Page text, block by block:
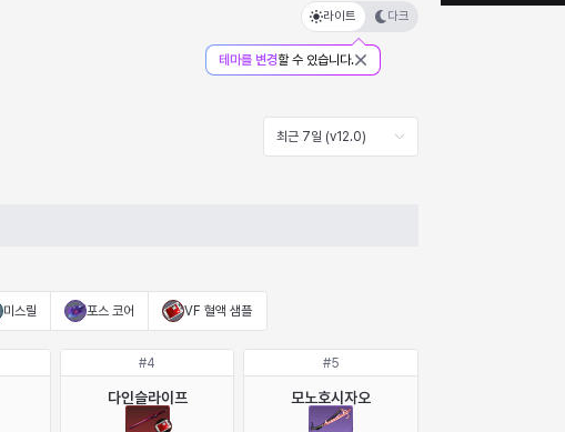
라이트 다크
테마를 변경할 수 있습니다.
최근 7일 (v12.0)
미스릴 포스 코어 VF 혈액 샘플
#4
다인슬라이프
#5
모노호시자오